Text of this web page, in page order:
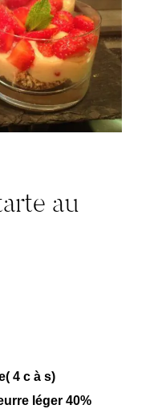
au
4 c à s)
léger 40%